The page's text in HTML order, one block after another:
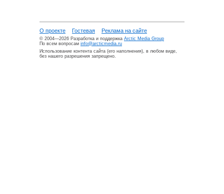
О проекте Гостевая Реклама на сайте
© 2004—2026 Разработка и поддержка Arctic Media Group
По всем вопросам info@arcticmedia.ru
Использование контента сайта (его наполнения), в любом виде,
без нашего разрешения запрещено.